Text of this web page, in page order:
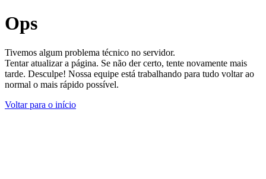
Ops
Tivemos algum problema técnico no servidor.
Tentar atualizar a página. Se não der certo, tente novamente mais
tarde. Desculpe! Nossa equipe está trabalhando para tudo voltar ao
normal o mais rápido possível.
Voltar para o início